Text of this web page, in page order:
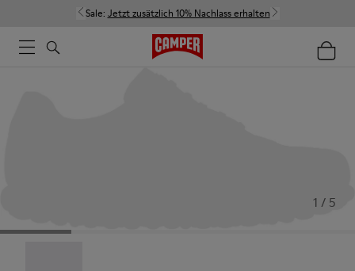
Sale: Jetzt zusätzlich 10% Nachlass erhalten
1 / 5